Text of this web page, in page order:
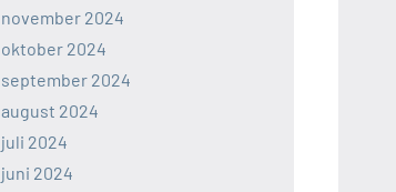
november 2024
oktober 2024
september 2024
august 2024
juli 2024
juni 2024